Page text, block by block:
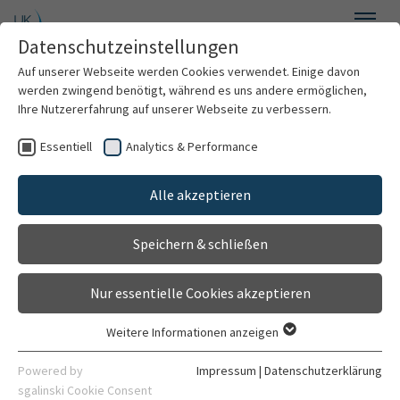
Zum Hauptinhalt springen
Willkommen
Über uns
Für Patienten
Für Ärzte
Kardiologie, Angiologie und Pneumologie
Datenschutzeinstellungen
Auf unserer Webseite werden Cookies verwendet. Einige davon
werden zwingend benötigt, während es uns andere ermöglichen,
Ihre Nutzererfahrung auf unserer Webseite zu verbessern.
Essentiell Analytics & Performance
Alle akzeptieren
Speichern & schließen
Nur essentielle Cookies akzeptieren
Essentielle Cookies werden für grundlegende Funktionen der
Webseite benötigt. Dadurch ist gewährleistet, dass die
Weitere Informationen anzeigen
Powered by
sgalinski Cookie Consent
Impressum | Datenschutzerklärung